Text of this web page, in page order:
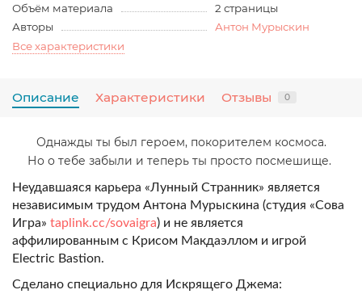
Объём материала
2 страницы
Авторы
Антон Мурыскин
Все характеристики
Описание Характеристики Отзывы 0
Однажды ты был героем, покорителем космоса.
Но о тебе забыли и теперь ты просто посмешище.
Неудавшаяся карьера «Лунный Странник» является
независимым трудом Антона Мурыскина (студия «Сова
Игра» taplink.cc/sovaigra) и не является
аффилированным с Крисом Макдаэллом и игрой
Electric Bastion.
Сделано специально для Искрящего Джема: